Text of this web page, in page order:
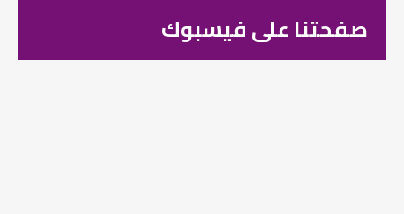
صفحتنا على فيسبوك